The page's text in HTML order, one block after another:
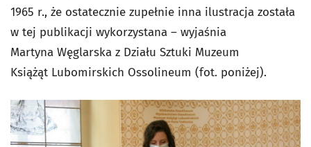
1965 r., że ostatecznie zupełnie inna ilustracja została
w tej publikacji wykorzystana – wyjaśnia
Martyna Węglarska z Działu Sztuki Muzeum
Książąt Lubomirskich Ossolineum (fot. poniżej).